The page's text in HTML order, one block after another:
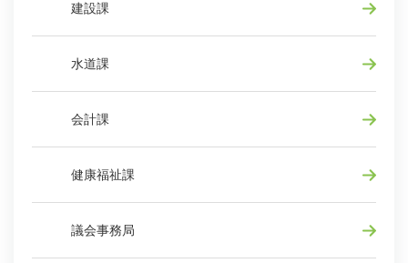
建設課
水道課
会計課
健康福祉課
議会事務局